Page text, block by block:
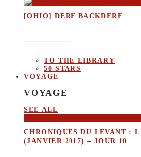
[OHIO] DERF BACKDERF
TO THE LIBRARY
50 STARS
VOYAGE
VOYAGE
SEE ALL
CHRONIQUES DU LEVANT :
(JANVIER 2017) – JOUR 10